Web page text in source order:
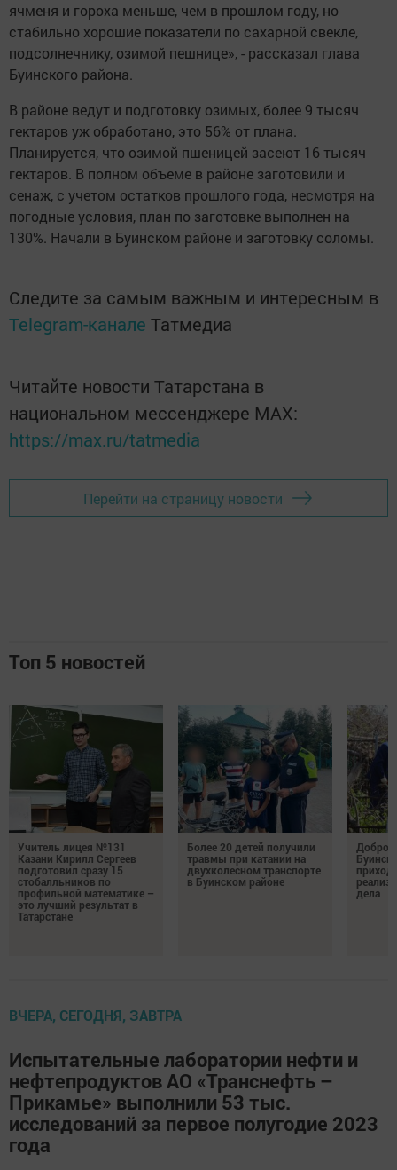
ячменя и гороха меньше, чем в прошлом году, но
стабильно хорошие показатели по сахарной свекле,
подсолнечнику, озимой пешнице», - рассказал глава
Буинского района.
В районе ведут и подготовку озимых, более 9 тысяч
гектаров уж обработано, это 56% от плана.
Планируется, что озимой пшеницей засеют 16 тысяч
гектаров. В полном объеме в районе заготовили и
сенаж, с учетом остатков прошлого года, несмотря на
погодные условия, план по заготовке выполнен на
130%. Начали в Буинском районе и заготовку соломы.
Следите за самым важным и интересным в
Telegram-канале Татмедиа
Читайте новости Татарстана в
национальном мессенджере MАХ:
https://max.ru/tatmedia
Перейти на страницу новости
Топ 5 новостей
Учитель лицея №131
Казани Кирилл Сергеев
подготовил сразу 15
стобалльников по
профильной математике –
это лучший результат в
Татарстане
Более 20 детей получили
травмы при катании на
двухколесном транспорте
в Буинском районе
Добро
приход
дела
ВЧЕРА, СЕГОДНЯ, ЗАВТРА
Испытательные лаборатории нефти и
нефтепродуктов АО «Транснефть –
Прикамье» выполнили 53 тыс.
исследований за первое полугодие 2023
года